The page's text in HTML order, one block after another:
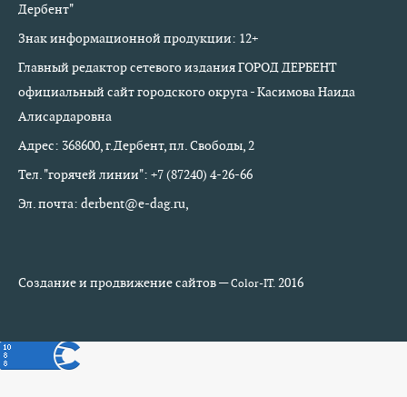
Дербент"
Знак информационной продукции: 12+
Главный редактор сетевого издания ГОРОД ДЕРБЕНТ
официальный сайт городского округа - Касимова Наида
Алисардаровна
Адрес: 368600, г.Дербент, пл. Свободы, 2
Тел. "горячей линии": +7 (87240) 4-26-66
Эл. почта: derbent@e-dag.ru,
Создание и продвижение сайтов —Color-IT.2016